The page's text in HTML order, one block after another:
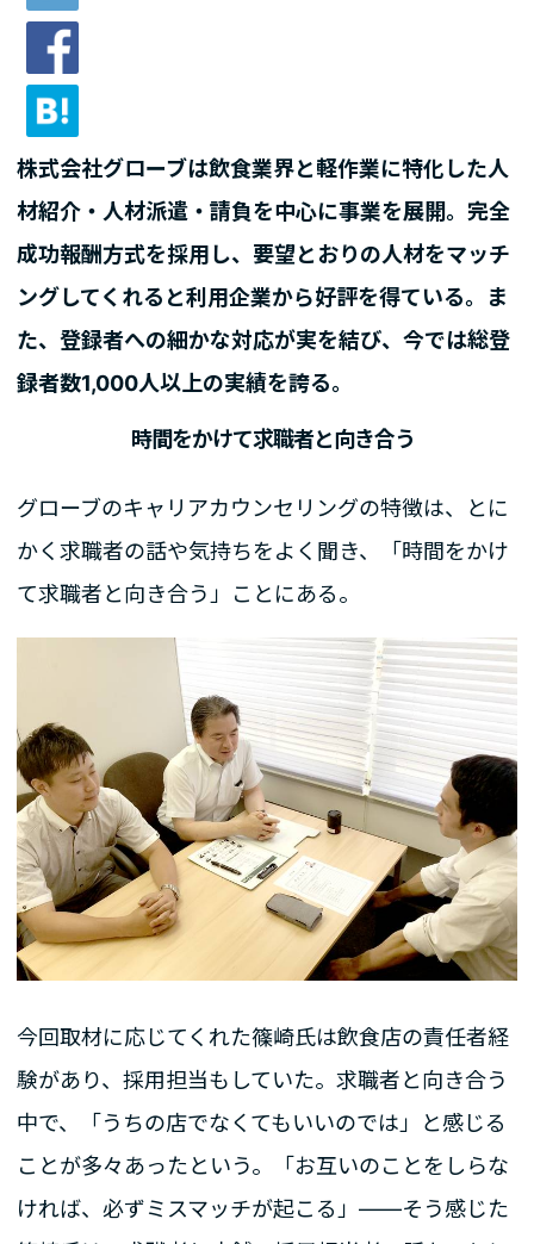
株式会社グローブは飲食業界と軽作業に特化した人
材紹介・人材派遣・請負を中心に事業を展開。完全
成功報酬方式を採用し、要望とおりの人材をマッチ
ングしてくれると利用企業から好評を得ている。ま
た、登録者への細かな対応が実を結び、今では総登
録者数1,000人以上の実績を誇る。
時間をかけて求職者と向き合う
グローブのキャリアカウンセリングの特徴は、とに
かく求職者の話や気持ちをよく聞き、「時間をかけ
て求職者と向き合う」ことにある。
今回取材に応じてくれた篠崎氏は飲食店の責任者経
験があり、採用担当もしていた。求職者と向き合う
中で、「うちの店でなくてもいいのでは」と感じる
ことが多々あったという。「お互いのことをしらな
ければ、必ずミスマッチが起こる」――そう感じた